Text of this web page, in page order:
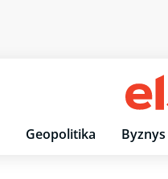
Geopolitika Byznys